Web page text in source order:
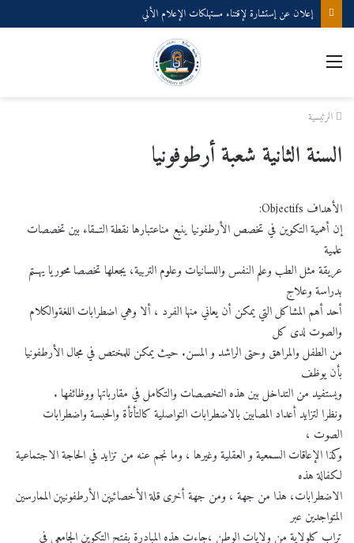
إعلان عن إستشارة لإقتناء مستهلكات الإعلام الألي
القائمة
الرئيسية
السنة الثانية شعبة أرطوفونيا
الأهداف Objectifs:
إن أهمية التكوين في تخصص الأرطفونيا ينبع مناعتبارها نقطة التــقاء بين تخصصات
علمية
عريقة مثل الطب وعلم النفس واللسانيات وعلوم التربية، يجعلها تخصصا محوريا يهــتم
بدراسة وعلاج
أحد أهم المشاكل التي يمكن أن يعاني منها الفرد ، ألا وهي اضطرابات اللغةوالكلام
والصوت لدى كل
من الطفل والمراهق وحتى الراشد و المسن. حيث يمكن للمختص في مجال الأرطفونيا
بأن يوظف
ويستفيد من التداخل بين هذه التخصصات والتكامل في مقارباتها ووظائفها .
ونظرا لتزايد أعداد المصابين بالاضطرابات التواصلية كالتأتأة والحبسة واضطرابات
الصوت ،
وكذا الإعاقات السمعية و العقلية وغيرها ، وما نجم عنه من تزايد في الحاجة الاجتماعية
لكفالة هذه
الاضطرابات، هذا من جهة ، ومن جهة أخرى قلة الأخصائيين الأرطفونيين الممارسين
المتواجدين عبر
تراب كلولاية من ولايات الوطن ،جاءت هذه المبادرة بفتح التكوين الجامعي في